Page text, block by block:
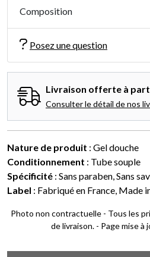
Composition
Posez une question
Livraison offerte à
Consulter le détail de nos
Nature de produit : Gel douche
Conditionnement : Tube souple
Spécificité : Sans paraben, Sans
Label : Fabriqué en France, Made
Photo non contractuelle - Tous les
de livraison. - Page mise